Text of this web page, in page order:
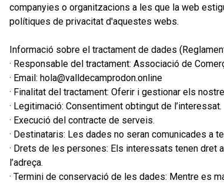
companyies o organitzacions a les que la web
polítiques de privacitat d'aquestes webs.
Informació sobre el tractament de dades
· Responsable del tractament: Associació de
· Email: hola@valldecamprodon.online
· Finalitat del tractament: Oferir i gestionar els
· Legitimació: Consentiment obtingut de l’interessat.
· Execució del contracte de serveis.
· Destinataris: Les dades no seran comunicades a
· Drets de les persones: Els interessats tenen dret
l’adreça.
· Termini de conservació de les dades: Mentre es